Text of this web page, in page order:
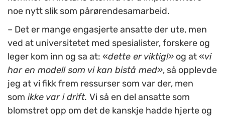
noe nytt slik som pårørendesamarbeid.
– Det er mange engasjerte ansatte der ute, men
ved at universitetet med spesialister, forskere og
leger kom inn og sa at: «dette er viktig!» og at «vi
har en modell som vi kan bistå med», så opplevde
jeg at vi fikk frem ressurser som var der, men
som ikke var i drift. Vi så en del ansatte som
blomstret opp om det de kanskje hadde hjerte og